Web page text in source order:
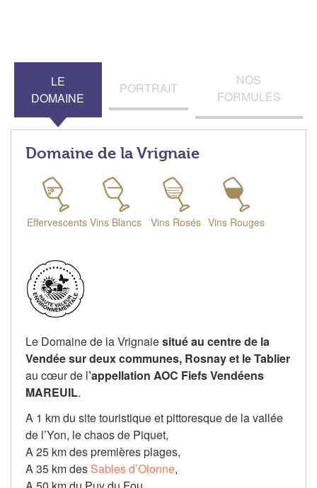
LE
DOMAINE
PORTRAIT
NOS
FORMULES
Domaine de la Vrignaie
Effervescents Vins Blancs Vins Rosés Vins Rouges
Le Domaine de la Vrignaiesitué au centre de la
Vendée sur deux communes, Rosnay et le Tablier
au cœur de l’appellation AOC Fiefs Vendéens
MAREUIL.
A 1 km du site touristique et pittoresque de la vallée
de l’Yon, le chaos de Piquet,
A 25 km des premières plages,
A 35 km des Sables d’Olonne,